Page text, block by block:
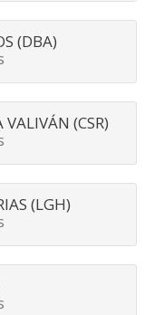
(DBA)
VALIVÁN (CSR)
(LGH)